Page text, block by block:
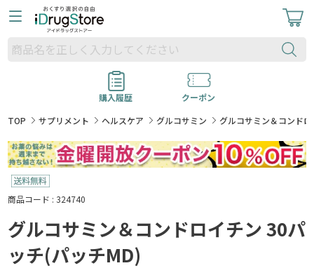
購入履歴
クーポン
TOP
サプリメント ヘルスケア グルコサミン グルコサミン＆コンド
商品コード : 324740
グルコサミン＆コンドロイチン 30パ
ッチ(パッチMD)